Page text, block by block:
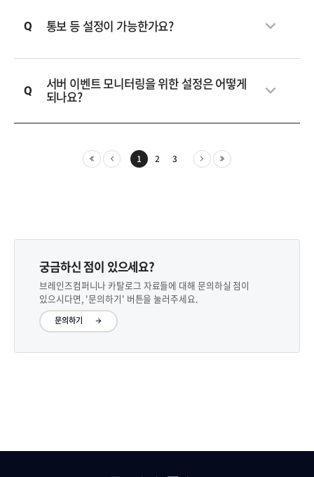
통보 등 설정이 가능한가요?
서버 이벤트 모니터링을 위한 설정은 어떻게
되나요?
1 2 3
궁금하신 점이 있으세요?
브레인즈컴퍼니나 카탈로그 자료들에 대해 문의하실 점이
있으시다면, '문의하기' 버튼을 눌러주세요.
문의하기